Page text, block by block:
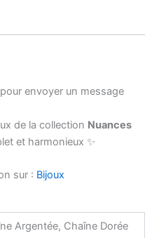
envoyer un message
de la collection Nuances
et harmonieux ✨
sur : Bijoux
Argentée, Chaîne Dorée